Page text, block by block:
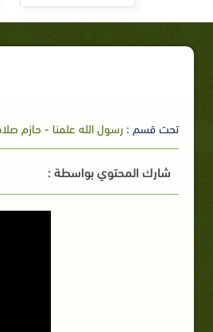
تحت قسم : رسول الله علمنا - حازم
شارك المحتوي بواسطة :